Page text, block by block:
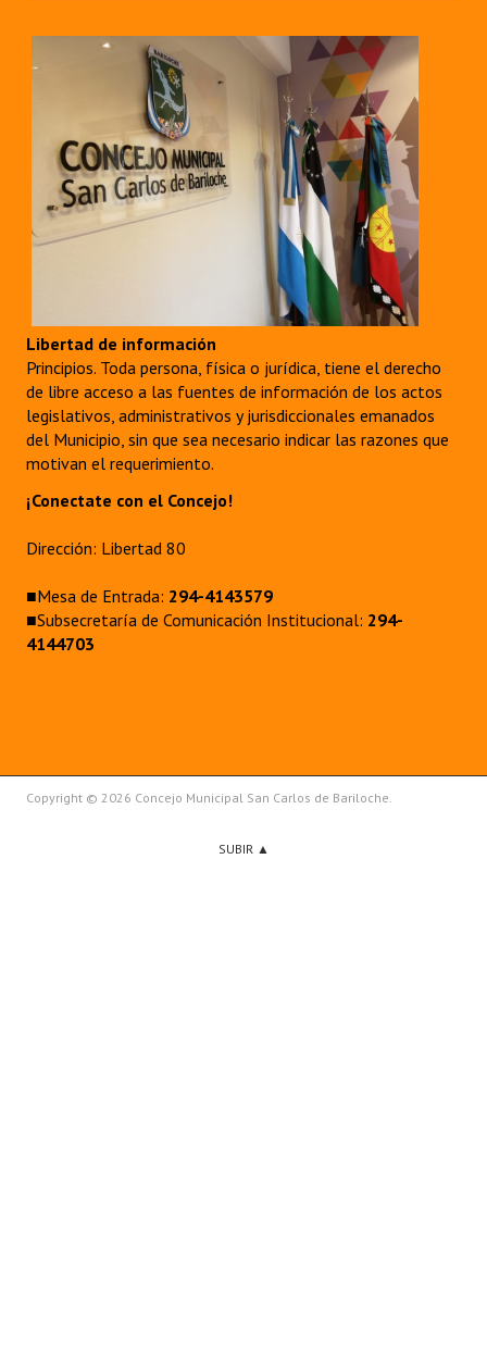
Libertad de información
Principios. Toda persona, física o jurídica, tiene el derecho
de libre acceso a las fuentes de información de los actos
legislativos, administrativos y jurisdiccionales emanados
del Municipio, sin que sea necesario indicar las razones que
motivan el requerimiento.
¡Conectate con el Concejo!
Dirección: Libertad 80
■Mesa de Entrada: 294-4143579
■Subsecretaría de Comunicación Institucional: 294-
4144703
Copyright © 2026 Concejo Municipal San Carlos de Bariloche.
SUBIR ▲